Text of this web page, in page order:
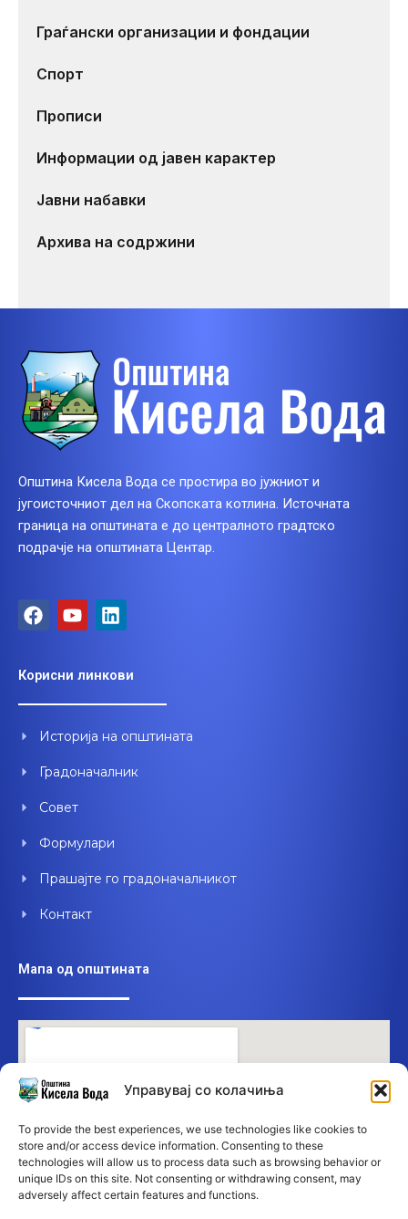
Управувај со колачиња
To provide the best experiences, we use technologies like cookies to
store and/or access device information. Consenting to these
technologies will allow us to process data such as browsing behavior or
unique IDs on this site. Not consenting or withdrawing consent, may
adversely affect certain features and functions.
Граѓански организации и фондации
Спорт
Прописи
Информации од јавен карактер
Јавни набавки
Архива на содржини
Општина Кисела Вода се простира во јужниот и
југоисточниот дел на Скопската котлина. Источната
граница на општината е до централното градтско
подрачје на општината Центар.
F
a
b
o
k
Y
o
u
b
L
i
e
d
n
Корисни линкови
Историја на општината
Градоначалник
Совет
Формулари
Прашајте го градоначалникот
Контакт
Мапа од општината